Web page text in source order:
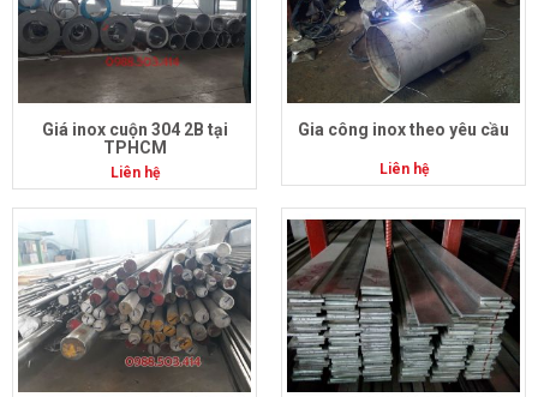
Giá inox cuộn 304 2B tại
TPHCM
Liên hệ
Gia công inox theo yêu cầu
Liên hệ